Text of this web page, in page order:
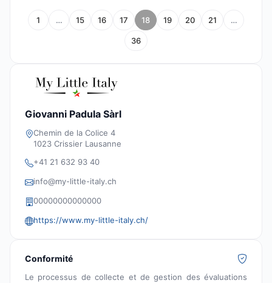
1 … 15 16 17 18 19 20 21 …
36
Giovanni Padula Sàrl
Chemin de la Colice 4
1023 Crissier Lausanne
+41 21 632 93 40
info@my-little-italy.ch
00000000000000
https://www.my-little-italy.ch/
Conformité
Le processus de collecte et de gestion des évaluations